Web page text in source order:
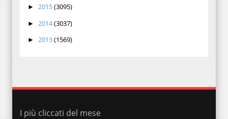
► 2015(3095)
► 2014(3037)
► 2013(1569)
I più cliccati del mese